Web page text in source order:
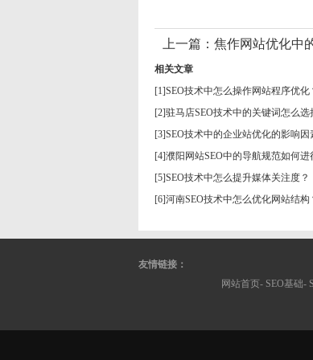
上一篇： 焦作网站优化中
相关文章
[1]SEO技术中怎么操作网站程序优化
[2]驻马店SEO技术中的关键词怎么选
[3]SEO技术中的企业站优化的影响因
[4]濮阳网站SEO中的导航规范如何进
[5]SEO技术中怎么提升媒体关注度？
[6]河南SEO技术中怎么优化网站结构
友情链接：
网站首页- SEO基础-